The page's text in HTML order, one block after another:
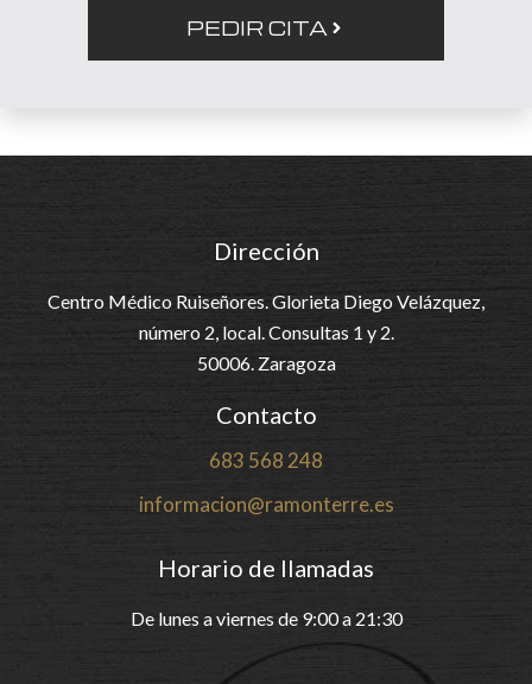
PEDIR CITA
Dirección
Centro Médico Ruiseñores. Glorieta Diego Velázquez,
número 2, local. Consultas 1 y 2.
50006. Zaragoza
Contacto
683 568 248
informacion@ramonterre.es
Horario de llamadas
De lunes a viernes de 9:00 a 21:30